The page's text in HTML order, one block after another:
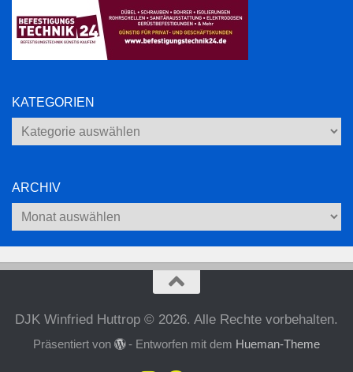
KATEGORIEN
Kategorien
ARCHIV
Archiv
DJK Winfried Huttrop © 2026. Alle Rechte vorbehalten.
Präsentiert von - Entworfen mit dem Hueman-Theme